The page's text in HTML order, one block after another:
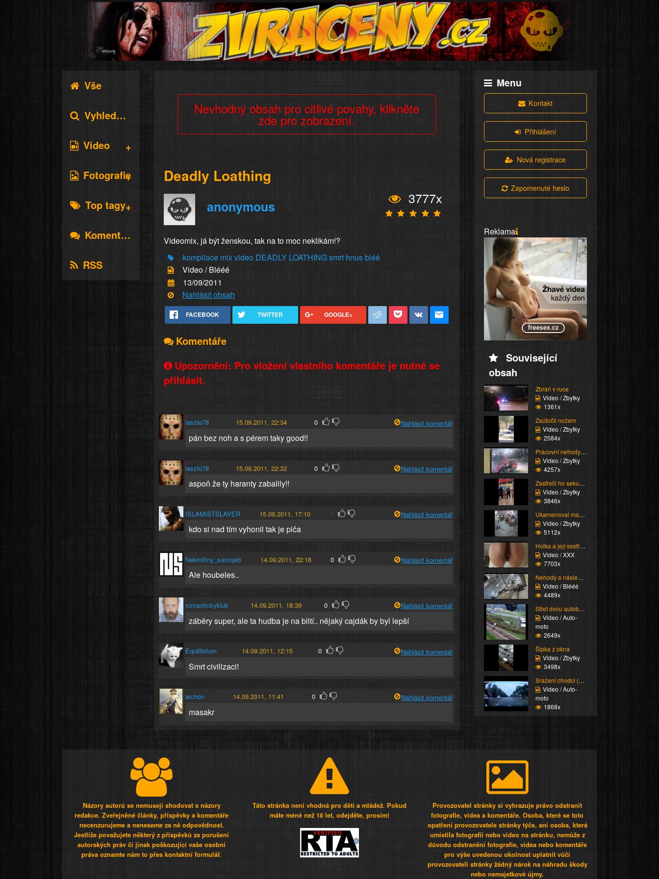
Vše
Vyhledávání
Video
Fotografie
Top tagy
Komentáře
RSS
Nevhodný obsah pro citlivé povahy, klikněte
zde pro zobrazení.
Deadly Loathing
anonymous
3777x
Videomix, já být ženskou, tak na to moc neklikám!?
kompilace mixvideo DEADLY LOATHINGsmrt hnusbléé
Video / Blééé
13/09/2011
Nahlásit obsah
FACEBOOK TWITTER GOOGLE+
Komentáře
Upozornění: Pro vložení vlastního komentáře je nutné se
přihlásit.
laszlo78 15.09.2011, 22:34 0 Nahlásit komentář
pán bez noh a s pérem taky good!!
laszlo78 15.09.2011, 22:32 0 Nahlásit komentář
aspoň že ty haranty zabalily!!
ISLAMISTSLAVER 15.09.2011, 17:10 1 Nahlásit komentář
kdo si nad tím vyhonil tak je piča
Nekrofilny_samojeb 14.09.2011, 22:18 0 Nahlásit komentář
Ale houbeles..
romantickykluk 14.09.2011, 18:39 0 Nahlásit komentář
záběry super, ale ta hudba je na blití.. nějaký cajdák by byl lepší
Equilibrium 14.09.2011, 12:15 0 Nahlásit komentář
Smrt civilizaci!
archon 14.09.2011, 11:41 0 Nahlásit komentář
masakr
Menu
Kontakt
Přihlášení
Nová registrace
Zapomenuté heslo
Reklama
Související
obsah
Zbraň v ruce
Video / Zbytky
1361x
Zaútočil nožem
Video / Zbytky
2584x
Pracovní nehody (Kompi...
Video / Zbytky
4257x
Zastřelil ho sekuriťák
Video / Zbytky
3846x
Ukamenoval manželku
Video / Zbytky
5112x
Holka a její sestřih c...
Video / XXX
7703x
Nehody a následky (Bes...
Video / Blééé
4489x
Střet dvou autobusů
Video / Auto-
moto
2649x
Šipka z okna
Video / Zbytky
3498x
Sražení chodci (Super ...
Video / Auto-
moto
1868x
Názory autorů se nemusejí shodovat s názory
redakce. Zveřejněné články, příspěvky a komentáře
necenzurujeme a neneseme za ně odpovědnost.
Jestliže považujete některý z příspěvků za porušení
autorských práv či jinak poškozující vaše osobní
práva oznamte nám to přes kontaktní formulář.
Táto stránka není vhodná pro děti a mládež. Pokud
máte méně než 18 let, odejděte, prosím!
Provozovatel stránky si vyhrazuje právo odstranit
fotografie, videa a komentáře. Osoba, které se toto
opatření provozovatele stránky týče, ani osoba, která
umístila fotografii nebo video na stránku, nemůže z
důvodu odstranění fotografie, videa nebo komentáře
pro výše uvedenou okolnost uplatnit vůči
provozovateli stránky žádný nárok na náhradu škody
nebo nemajetkové újmy.